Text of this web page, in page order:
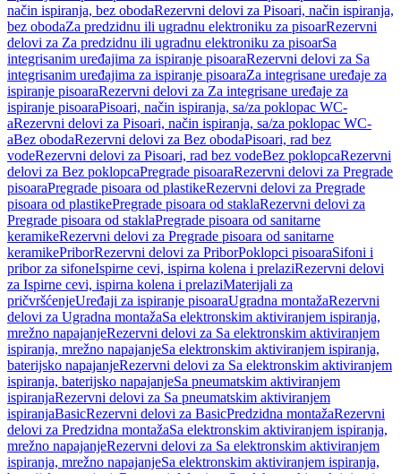
način ispiranja, bez obodaRezervni delovi za Pisoari, način ispiranja,
bez obodaZa predzidnu ili ugradnu elektroniku za pisoarRezervni
delovi za Za predzidnu ili ugradnu elektroniku za pisoarSa
integrisanim uređajima za ispiranje pisoaraRezervni delovi za Sa
integrisanim uređajima za ispiranje pisoaraZa integrisane uređaje za
ispiranje pisoaraRezervni delovi za Za integrisane uređaje za
ispiranje pisoaraPisoari, način ispiranja, sa/za poklopac WC-
aRezervni delovi za Pisoari, način ispiranja, sa/za poklopac WC-
aBez obodaRezervni delovi za Bez obodaPisoari, rad bez
vodeRezervni delovi za Pisoari, rad bez vodeBez poklopcaRezervni
delovi za Bez poklopcaPregrade pisoaraRezervni delovi za Pregrade
pisoaraPregrade pisoara od plastikeRezervni delovi za Pregrade
pisoara od plastikePregrade pisoara od staklaRezervni delovi za
Pregrade pisoara od staklaPregrade pisoara od sanitarne
keramikeRezervni delovi za Pregrade pisoara od sanitarne
keramikePriborRezervni delovi za PriborPoklopci pisoaraSifoni i
pribor za sifoneIspirne cevi, ispirna kolena i prelaziRezervni delovi
za Ispirne cevi, ispirna kolena i prelaziMaterijali za
pričvršćenjeUređaji za ispiranje pisoaraUgradna montažaRezervni
delovi za Ugradna montažaSa elektronskim aktiviranjem ispiranja,
mrežno napajanjeRezervni delovi za Sa elektronskim aktiviranjem
ispiranja, mrežno napajanjeSa elektronskim aktiviranjem ispiranja,
baterijsko napajanjeRezervni delovi za Sa elektronskim aktiviranjem
ispiranja, baterijsko napajanjeSa pneumatskim aktiviranjem
ispiranjaRezervni delovi za Sa pneumatskim aktiviranjem
ispiranjaBasicRezervni delovi za BasicPredzidna montažaRezervni
delovi za Predzidna montažaSa elektronskim aktiviranjem ispiranja,
mrežno napajanjeRezervni delovi za Sa elektronskim aktiviranjem
ispiranja, mrežno napajanjeSa elektronskim aktiviranjem ispiranja,